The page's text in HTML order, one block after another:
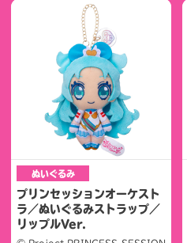
ぬいぐるみ
プリンセッションオーケスト
ラ／ぬいぐるみストラップ／
リップルVer.